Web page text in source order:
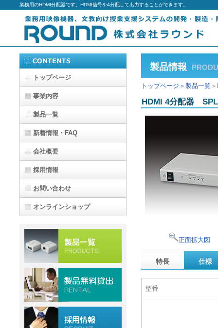
業務用のHDMI分配器です。HDMI信号を4分配して出力することができます。
製品情報
トップページ＞ 製品一覧
HDMI 4分配器
正面拡大図
特長 仕様
型番
トップページ
事業内容
製品一覧
新着情報・FAQ
会社概要
採用情報
お問い合わせ
オンラインショップ